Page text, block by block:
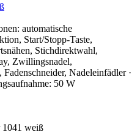
automatische
Start/Stopp-Taste,
Stichdirektwahl,
Zwillingsnadel,
Nadeleinfädler ·
50 W